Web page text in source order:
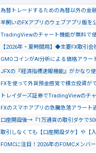
為替トレードするための為替以外の金
羊飼いのFXアプリのウェブアプリ版を
TradingViewのチャート機能が無料で
【2026年・夏時間用】◆主要FX取引
GMOコインがAI分析による価格アラー
JFXの『経済指標速報機能』がかなり
FXを使って外貨預金感覚で積立投資が
トレイダーズ証券でTradingViewのチ
FXのスマホアプリの急騰急落アラート
口座開設後→『1万通貨の取引ダケで
取引しなくても【口座開設ダケ】や【
FOMCに注目！2026年のFOMCメンバ